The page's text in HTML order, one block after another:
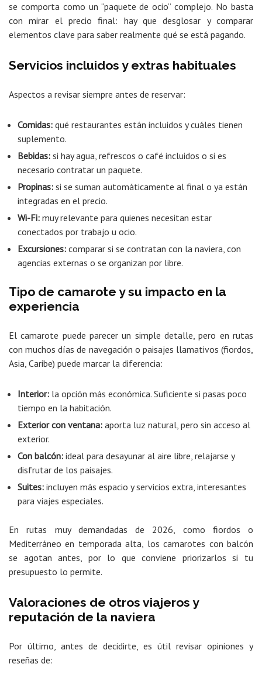
se comporta como un “paquete de ocio” complejo. No basta
con mirar el precio final: hay que desglosar y comparar
elementos clave para saber realmente qué se está pagando.
Servicios incluidos y extras habituales
Aspectos a revisar siempre antes de reservar:
Comidas: qué restaurantes están incluidos y cuáles tienen
suplemento.
Bebidas: si hay agua, refrescos o café incluidos o si es
necesario contratar un paquete.
Propinas: si se suman automáticamente al final o ya están
integradas en el precio.
Wi-Fi: muy relevante para quienes necesitan estar
conectados por trabajo u ocio.
Excursiones: comparar si se contratan con la naviera, con
agencias externas o se organizan por libre.
Tipo de camarote y su impacto en la
experiencia
El camarote puede parecer un simple detalle, pero en rutas
con muchos días de navegación o paisajes llamativos (fiordos,
Asia, Caribe) puede marcar la diferencia:
Interior: la opción más económica. Suficiente si pasas poco
tiempo en la habitación.
Exterior con ventana: aporta luz natural, pero sin acceso al
exterior.
Con balcón: ideal para desayunar al aire libre, relajarse y
disfrutar de los paisajes.
Suites: incluyen más espacio y servicios extra, interesantes
para viajes especiales.
En rutas muy demandadas de 2026, como fiordos o
Mediterráneo en temporada alta, los camarotes con balcón
se agotan antes, por lo que conviene priorizarlos si tu
presupuesto lo permite.
Valoraciones de otros viajeros y
reputación de la naviera
Por último, antes de decidirte, es útil revisar opiniones y
reseñas de: